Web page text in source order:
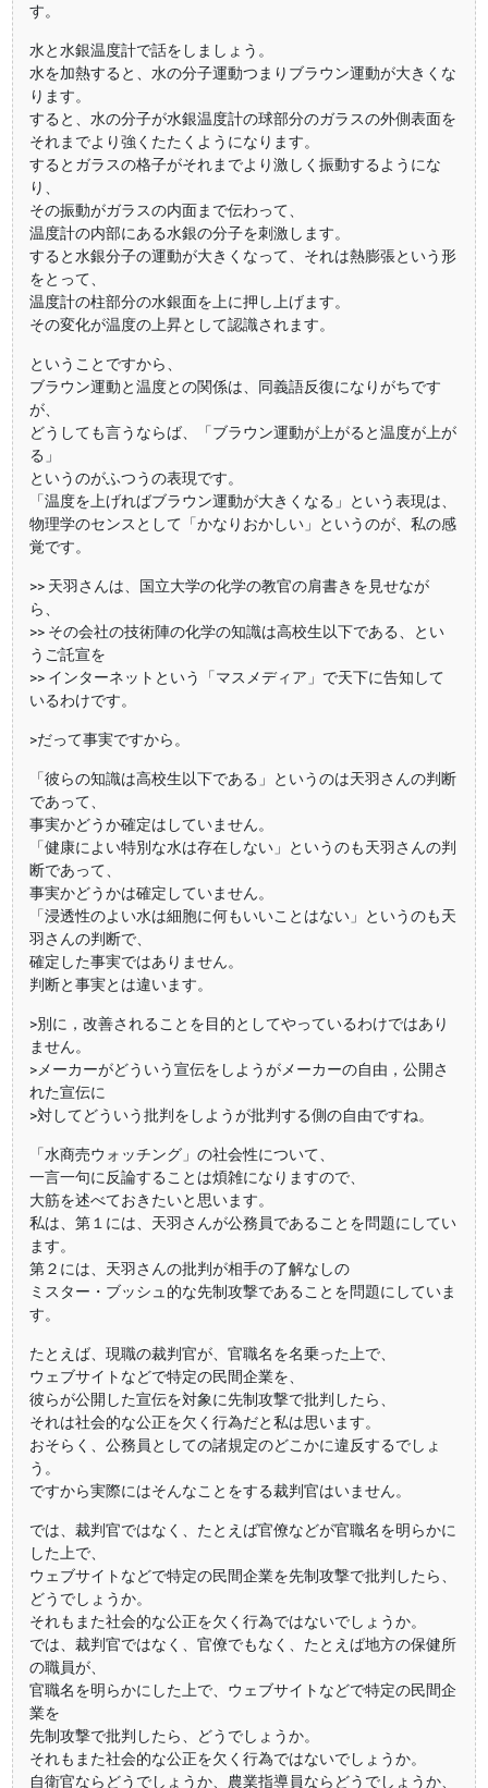
す。
水と水銀温度計で話をしましょう。
水を加熱すると、水の分子運動つまりブラウン運動が大きくな
ります。
すると、水の分子が水銀温度計の球部分のガラスの外側表面を
それまでより強くたたくようになります。
するとガラスの格子がそれまでより激しく振動するようにな
り、
その振動がガラスの内面まで伝わって、
温度計の内部にある水銀の分子を刺激します。
すると水銀分子の運動が大きくなって、それは熱膨張という形
をとって、
温度計の柱部分の水銀面を上に押し上げます。
その変化が温度の上昇として認識されます。
ということですから、
ブラウン運動と温度との関係は、同義語反復になりがちです
が、
どうしても言うならば、「ブラウン運動が上がると温度が上が
る」
というのがふつうの表現です。
「温度を上げればブラウン運動が大きくなる」という表現は、
物理学のセンスとして「かなりおかしい」というのが、私の感
覚です。
>> 天羽さんは、国立大学の化学の教官の肩書きを見せなが
ら、
>> その会社の技術陣の化学の知識は高校生以下である、とい
うご託宣を
>> インターネットという「マスメディア」で天下に告知して
いるわけです。
>だって事実ですから。
「彼らの知識は高校生以下である」というのは天羽さんの判断
であって、
事実かどうか確定はしていません。
「健康によい特別な水は存在しない」というのも天羽さんの判
断であって、
事実かどうかは確定していません。
「浸透性のよい水は細胞に何もいいことはない」というのも天
羽さんの判断で、
確定した事実ではありません。
判断と事実とは違います。
>別に，改善されることを目的としてやっているわけではあり
ません。
>メーカーがどういう宣伝をしようがメーカーの自由，公開さ
れた宣伝に
>対してどういう批判をしようが批判する側の自由ですね。
「水商売ウォッチング」の社会性について、
一言一句に反論することは煩雑になりますので、
大筋を述べておきたいと思います。
私は、第１には、天羽さんが公務員であることを問題にしてい
ます。
第２には、天羽さんの批判が相手の了解なしの
ミスター・ブッシュ的な先制攻撃であることを問題にしていま
す。
たとえば、現職の裁判官が、官職名を名乗った上で、
ウェブサイトなどで特定の民間企業を、
彼らが公開した宣伝を対象に先制攻撃で批判したら、
それは社会的な公正を欠く行為だと私は思います。
おそらく、公務員としての諸規定のどこかに違反するでしょ
う。
ですから実際にはそんなことをする裁判官はいません。
では、裁判官ではなく、たとえば官僚などが官職名を明らかに
した上で、
ウェブサイトなどで特定の民間企業を先制攻撃で批判したら、
どうでしょうか。
それもまた社会的な公正を欠く行為ではないでしょうか。
では、裁判官ではなく、官僚でもなく、たとえば地方の保健所
の職員が、
官職名を明らかにした上で、ウェブサイトなどで特定の民間企
業を
先制攻撃で批判したら、どうでしょうか。
それもまた社会的な公正を欠く行為ではないでしょうか。
自衛官ならどうでしょうか、農業指導員ならどうでしょうか、